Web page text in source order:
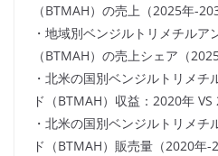
（BTMAH）の売上（2025年-
・地域別ベンジルトリメチルア
（BTMAH）の売上シェア（
・北米の国別ベンジルトリメ
ド（BTMAH）収益：2020年
・北米の国別ベンジルトリメ
ド（BTMAH）販売量（2020年-